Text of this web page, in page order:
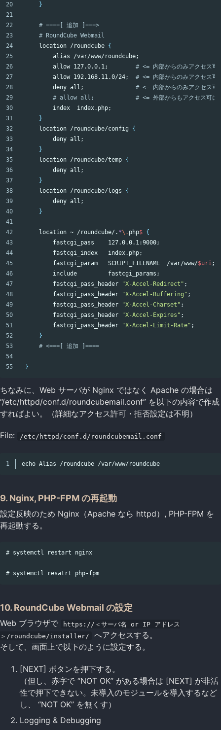
20
21
22
23
24
25
26
27
28
29
30
31
32
33
34
35
36
37
38
39
40
41
42
43
44
45
46
47
48
49
50
51
52
53
54
}
# ====[ 追加 ]===>
# RoundCube Webmail
    location /roundcube
{
alias /var/www/roundcube;
        allow 127.0.0.1
;
# <= 内部からのみアクセス可
        allow 192.168.11.0/24
;
# <= 内部からのみアクセス可
        deny all
;
# <= 内部からのみアクセス可
# allow all;            # <= 外部からもアクセス可にす
        index  index.php
;
}
    location /roundcube/config
{
        deny all
;
}
    location /roundcube/temp
{
        deny all
;
}
    location /roundcube/logs
{
        deny all
;
}
    location ~ /roundcube/.
*\. php$ {
        fastcgi_pass    127.0.0.1:9000
;
        fastcgi_index   index.php
;
        fastcgi_param   SCRIPT_FILENAME  /var/www/
$uri ;
        include         fastcgi_params
;
        fastcgi_pass_header
"X-Accel-Redirect" ;
        fastcgi_pass_header
"X-Accel-Buffering" ;
        fastcgi_pass_header
"X-Accel-Charset" ;
        fastcgi_pass_header
"X-Accel-Expires" ;
        fastcgi_pass_header
"X-Accel-Limit-Rate" ;
}
# <===[ 追加 ]====
}
ちなみに、Web サーバが Nginx ではなく Apache の場合は
“/etc/httpd/conf.d/roundcubemail.conf” を以下の内容で作成
すればよい。（詳細なアクセス許可・拒否設定は不明）
File: /etc/httpd/conf.d/roundcubemail.conf
echo
9. Nginx, PHP-FPM の再起動
設定反映のため Nginx（Apache なら httpd）, PHP-FPM を
再起動する。
# systemctl restart nginx
10. RoundCube Webmail の設定
Web ブラウザで
https://＜サーバ名 or IP アドレス
＞/roundcube/installer/
へアクセスする。
そして、画面上で以下のように設定する。
[NEXT] ボタンを押下する。
（但し、赤字で “NOT OK” がある場合は [NEXT] が非活
性で押下できない。未導入のモジュールを導入するなど
し、 “NOT OK” を無くす）
Logging & Debugging